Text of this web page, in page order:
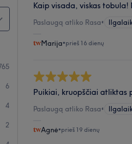
6
4
2
Kaip visada, viskas
Paslaugą atliko Rasa•
Marija•prieš 16 dienų
Puikiai, kruopščiai atliktas
Paslaugą atliko Rasa•
Agnė•prieš 19 dienų